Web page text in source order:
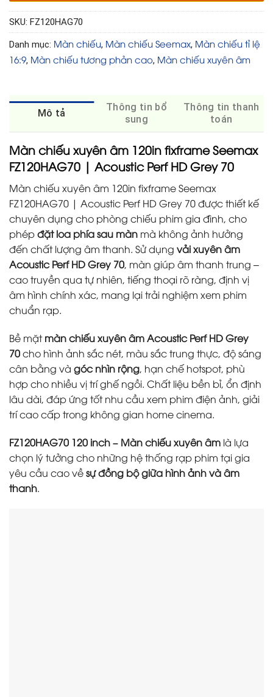
SKU: FZ120HAG70
Danh mục: Màn chiếu, Màn chiếu Seemax, Màn chiếu tỉ lệ
16:9, Màn chiếu tương phản cao, Màn chiếu xuyên âm
Mô tả
Thông tin bổ
sung
Thông tin thanh
toán
Màn chiếu xuyên âm 120in fixframe Seemax
FZ120HAG70 | Acoustic Perf HD Grey 70
Màn chiếu xuyên âm 120in fixframe Seemax
FZ120HAG70 | Acoustic Perf HD Grey 70 được thiết kế
chuyên dụng cho phòng chiếu phim gia đình, cho
phépđặt loa phía sau màn mà không ảnh hưởng
đến chất lượng âm thanh. Sử dụng vải xuyên âm
Acoustic Perf HD Grey 70, màn giúp âm thanh trung –
cao truyền qua tự nhiên, tiếng thoại rõ ràng, định vị
âm hình chính xác, mang lại trải nghiệm xem phim
chuẩn rạp.
Bề mặtmàn chiếu xuyên âm Acoustic Perf HD Grey
70cho hình ảnh sắc nét, màu sắc trung thực, độ sáng
cân bằng và góc nhìn rộng, hạn chế hotspot, phù
hợp cho nhiều vị trí ghế ngồi. Chất liệu bền bỉ, ổn định
lâu dài, đáp ứng tốt nhu cầu xem phim điện ảnh, giải
trí cao cấp trong không gian home cinema.
FZ120HAG70 120 inch – Màn chiếu xuyên âm là lựa
chọn lý tưởng cho những hệ thống rạp phim tại gia
yêu cầu cao vềsự đồng bộ giữa hình ảnh và âm
thanh.